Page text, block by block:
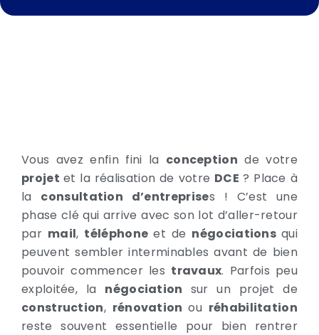
Vous avez enfin fini la conception de votre
projet et la réalisation de votre DCE ? Place à
la consultation d’entreprises ! C’est une
phase clé qui arrive avec son lot d’aller-retour
par mail, téléphoneet de négociationsqui
peuvent sembler interminables avant de bien
pouvoir commencer les travaux. Parfois peu
exploitée, la négociation sur un projet de
construction, rénovationou réhabilitation
reste souvent essentielle pour bien rentrer